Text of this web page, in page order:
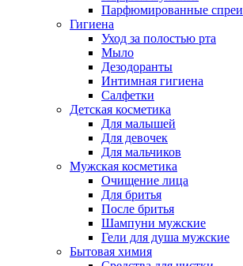
Парфюмированные спреи
Гигиена
Уход за полостью рта
Мыло
Дезодоранты
Интимная гигиена
Салфетки
Детская косметика
Для малышей
Для девочек
Для мальчиков
Мужская косметика
Очищение лица
Для бритья
После бритья
Шампуни мужские
Гели для душа мужские
Бытовая химия